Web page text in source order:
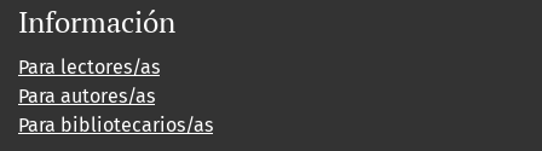
Información
Para lectores/as
Para autores/as
Para bibliotecarios/as